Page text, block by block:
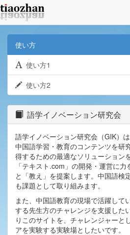
使い方
使い方1
使い方2
語学イノベーション研究会
語学イノベーション研究会（GIK）
中国語学習・教育のコンテンツを研
得するための最適なソリューション
「テキスト.com」の開発・運営に力
と「教え」を提案します。中国語検
も課題として取り組みます。
また、中国語教育の現場で活躍して
する先生方のチャレンジを支援した
りこのサイトを、チャレンジャーと
アを実験する実験場としたいです。